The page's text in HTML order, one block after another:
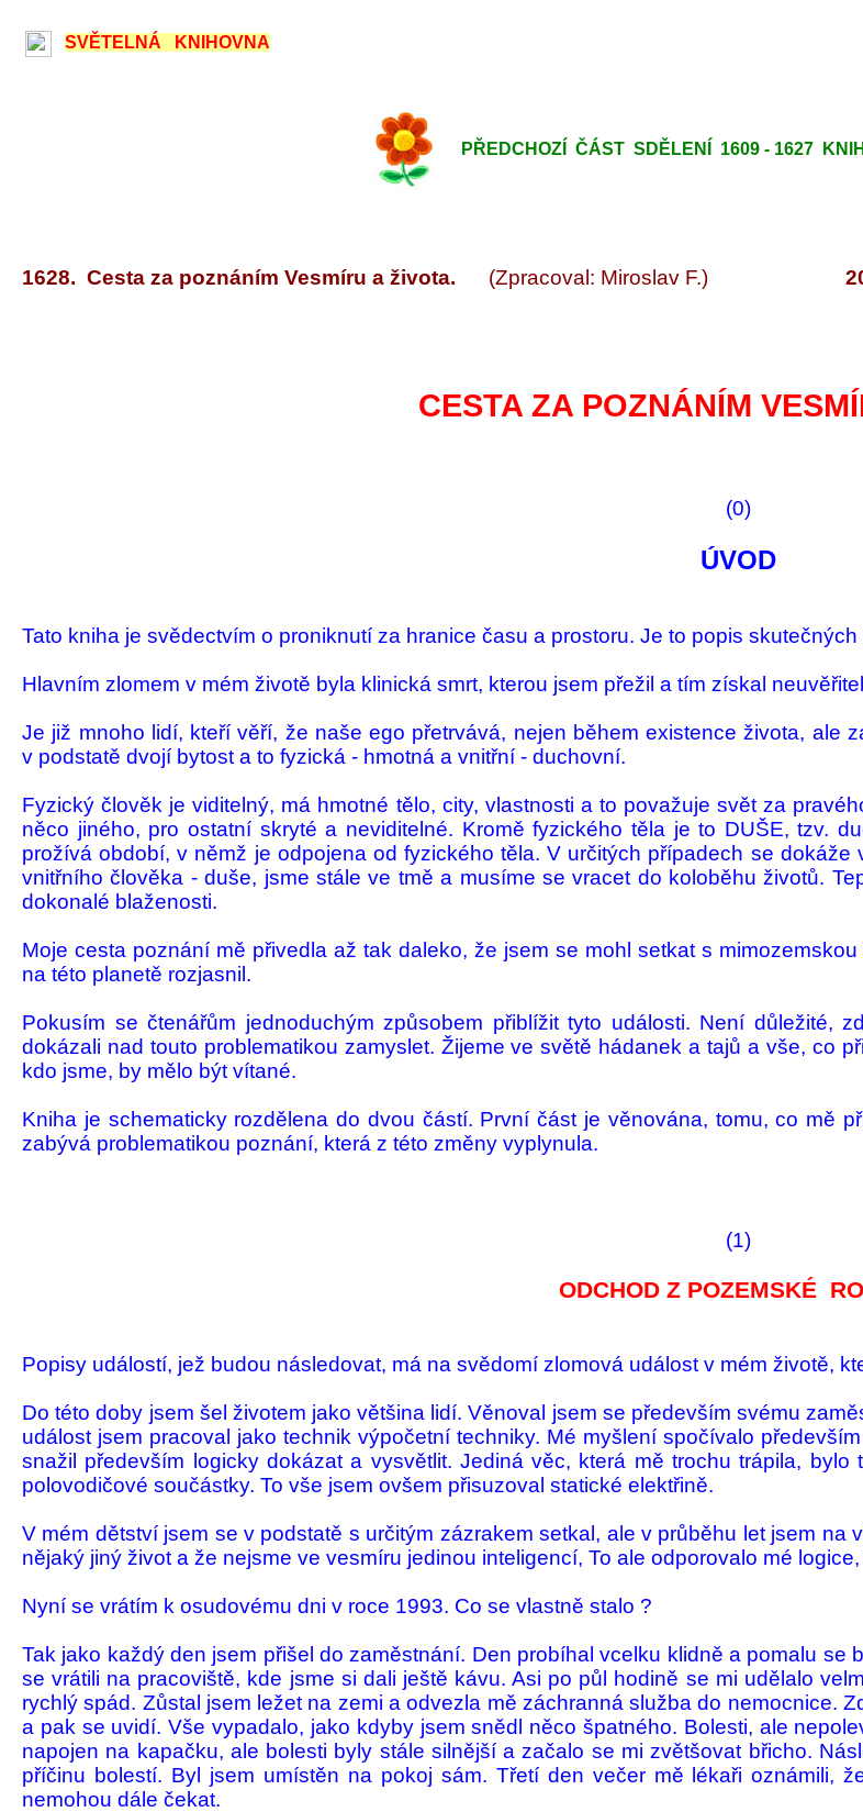
SVĚTELNÁ KNIHOVNA
PŘEDCHOZÍ ČÁST SDĚLENÍ 1609 - 1627
1628. Cesta za poznáním Vesmíru a života. (Zpracoval: Miroslav F.)
CESTA ZA POZNÁNÍM
(0)
ÚVOD
Tato kniha je svědectvím o proniknutí za hranice času a pro­storu. Je to popis
Hlavním zlomem v mém životě byla klinická smrt, kterou jsem přežil a tím získal
Je již mnoho lidí, kteří věří, že naše ego přetrvává, nejen bě­hem exi­stence života, ale
v podstatě dvojí bytost a to fyzická - hmotná a vnitřní - duchovní.
Fyzický člověk je viditelný, má hmotné tělo, city, vlastnosti a to po­važuje svět za
něco jiného, pro ostatní skryté a nevidi­telné. Kromě fyzického těla je to DUŠE, tzv.
prožívá ob­dobí, v němž je odpojena od fyzického těla. V určitých případech se
vnitřního člověka - duše, jsme stále ve tmě a musíme se vracet do koloběhu životů.
doko­nalé blaženosti.
Moje cesta poznání mě přivedla až tak da­leko, že jsem se mohl setkat s
na této planetě rozjasnil.
Pokusím se čtenářům jednoduchým způsobem přiblížit tyto události. Není důležité,
dokázali nad touto problematikou zamy­slet. Žijeme ve světě há­danek a tajů a vše, co
kdo jsme, by mělo být ví­tané.
Kniha je schematicky rozdělena do dvou částí. První část je vě­nována, tomu, co mě
zabývá problematikou poznání, která z této změny vy­ply­nula.
(1)
ODCHOD Z POZEMSKÉ
Popisy událostí, jež budou následovat, má na svědomí zlo­mová událost v mém životě,
Do této doby jsem šel životem jako vět­šina lidí. Věnoval jsem se pře­devším svému
událost jsem pracoval jako technik výpočetní tech­niky. Mé myšlení spočí­valo
snažil přede­vším logicky dokázat a vy­světlit. Jediná věc, která mě trochu trápila,
polovodi­čové součástky. To vše jsem ovšem přisuzoval statické elektřině.
V mém dětství jsem se v podstatě s urči­tým zázrakem se­tkal, ale v průběhu let jsem
nějaký jiný život a že nejsme ve vesmíru jedinou in­teli­gencí, To ale odporovalo mé
Nyní se vrátím k osudovému dni v roce 1993. Co se vlastně stalo ?
Tak jako každý den jsem přišel do za­měst­nání. Den probí­hal vcelku klidně a pomalu
se vrátili na pracoviště, kde jsme si dali ještě kávu. Asi po půl hodině se mi udělalo
rychlý spád. Zůstal jsem ležet na zemi a od­vezla mě zá­chranná služba do nemocnice.
a pak se uvidí. Vše vypa­dalo, jako kdyby jsem snědl něco špatného. Bolesti, ale
na­pojen na ka­pačku, ale bolesti byly stále silnější a začalo se mi zvětšo­vat bři­cho.
pří­činu bolestí. Byl jsem umístěn na pokoj sám. Třetí den večer mě lékaři oznámili,
nemohou dále če­kat.